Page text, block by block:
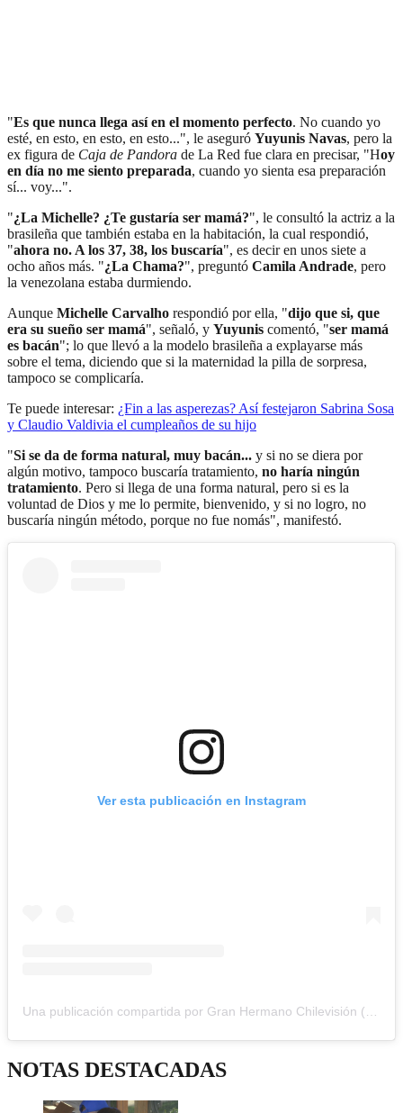
"Es que nunca llega así en el momento perfecto. No cuando yo
esté, en esto, en esto, en esto...", le aseguró Yuyunis Navas, pero la
ex figura de Caja de Pandora de La Red fue clara en precisar, "Hoy
en día no me siento preparada, cuando yo sienta esa preparación
sí... voy...".
"¿La Michelle? ¿Te gustaría ser mamá?", le consultó la actriz a la
brasileña que también estaba en la habitación, la cual respondió,
"ahora no. A los 37, 38, los buscaría", es decir en unos siete a
ocho años más. "¿La Chama?", preguntó Camila Andrade, pero
la venezolana estaba durmiendo.
Aunque Michelle Carvalho respondió por ella, "dijo que si, que
era su sueño ser mamá", señaló, y Yuyunis comentó, "ser mamá
es bacán"; lo que llevó a la modelo brasileña a explayarse más
sobre el tema, diciendo que si la maternidad la pilla de sorpresa,
tampoco se complicaría.
Te puede interesar: ¿Fin a las asperezas? Así festejaron Sabrina Sosa
y Claudio Valdivia el cumpleaños de su hijo
"Si se da de forma natural, muy bacán... y si no se diera por
algún motivo, tampoco buscaría tratamiento, no haría ningún
tratamiento. Pero si llega de una forma natural, pero si es la
voluntad de Dios y me lo permite, bienvenido, y si no logro, no
buscaría ningún método, porque no fue nomás", manifestó.
Ver esta publicación en Instagram
Una publicación compartida por Gran Hermano Chilevisión (@granhermanocl)
NOTAS DESTACADAS